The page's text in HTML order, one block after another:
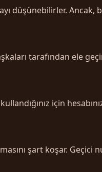
düşünebilirler.
tarafından ele
için
şart koşar. Geçici